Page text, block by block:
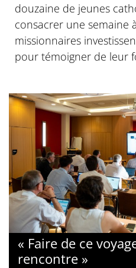
douzaine de jeunes
consacrer une semaine
missionnaires
pour témoigner de leur
« Faire de ce
rencontre »